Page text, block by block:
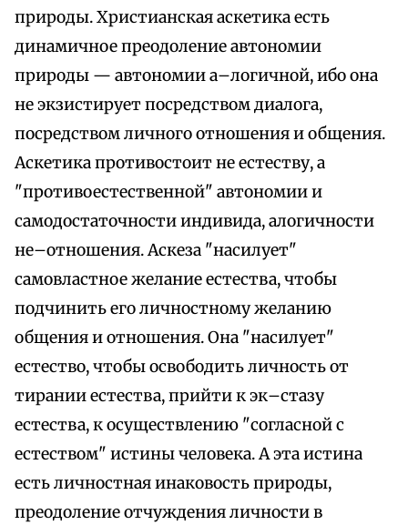
природы. Христианская аскетика есть
динамичное преодоление автономии
природы — автономии а–логичной, ибо она
не экзистирует посредством диалога,
посредством личного отношения и общения.
Аскетика противостоит не естеству, а
"противоестественной" автономии и
самодостаточности индивида, алогичности
не–отношения. Аскеза "насилует"
самовластное желание естества, чтобы
подчинить его личностному желанию
общения и отношения. Она "насилует"
естество, чтобы освободить личность от
тирании естества, прийти к эк–стазу
естества, к осуществлению "согласной с
естеством" истины человека. А эта истина
есть личностная инаковость природы,
преодоление отчуждения личности в